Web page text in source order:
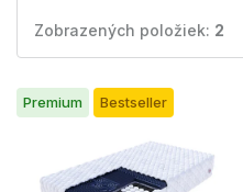
Zobrazených položiek: 2
V
ýPremium Bestseller